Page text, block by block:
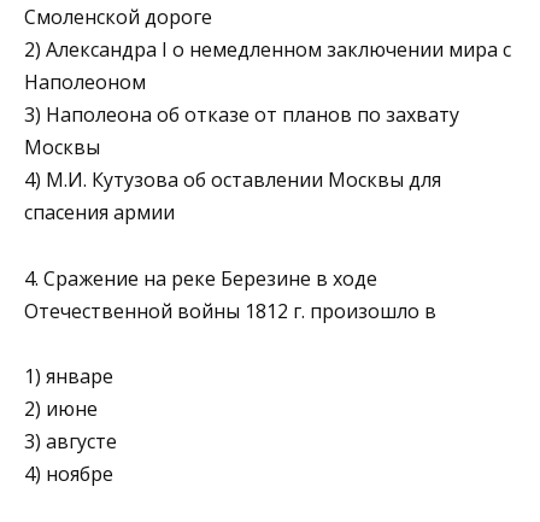
Смоленской дороге
2) Александра I о немедленном заключении мира с
Напо­леоном
3) Наполеона об отказе от планов по захвату
Москвы
4) М.И. Кутузова об оставлении Москвы для
спасения армии
4. Сражение на реке Березине в ходе
Отечественной войны 1812 г. произошло в
1) январе
2) июне
3) августе
4) ноябре